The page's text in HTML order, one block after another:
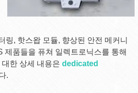
링, 핫스왑 모듈, 향상된 안전 메커니
제품들을 퓨쳐 일렉트로닉스를 통해
한 상세 내용은 dedicated
.